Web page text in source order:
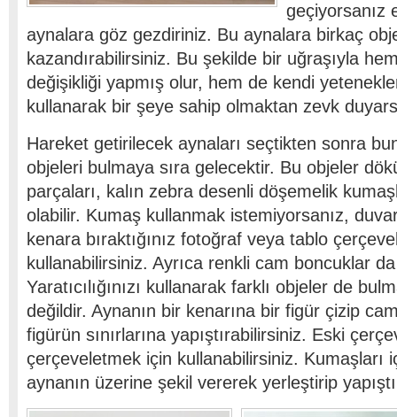
geçiyorsanız
aynalara göz gezdiriniz. Bu aynalara birkaç
kazandırabilirsiniz. Bu şekilde bir uğraşıyla
değişikliği yapmış olur, hem de kendi
kullanarak bir şeye sahip olmaktan zevk
Hareket getirilecek aynaları seçtikten sonra
objeleri bulmaya sıra gelecektir. Bu objeler
parçaları, kalın zebra desenli döşemelik
olabilir. Kumaş kullanmak istemiyorsanız,
kenara bıraktığınız fotoğraf veya tablo
kullanabilirsiniz. Ayrıca renkli cam boncuklar
Yaratıcılığınızı kullanarak farklı objeler de
değildir. Aynanın bir kenarına bir figür çizip
figürün sınırlarına yapıştırabilirsiniz. Eski
çerçeveletmek için kullanabilirsiniz. Kumaşları
aynanın üzerine şekil vererek yerleştirip